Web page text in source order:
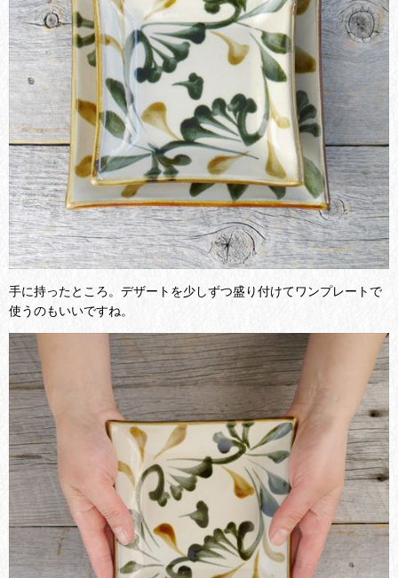
手に持ったところ。デザートを少しずつ盛り付けてワンプレートで
使うのもいいですね。